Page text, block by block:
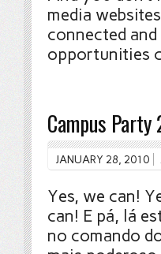
media
connected
opportunities
Campus
JANUARY 28, 2010
Yes, we can!
can! E pá, lá
no comando